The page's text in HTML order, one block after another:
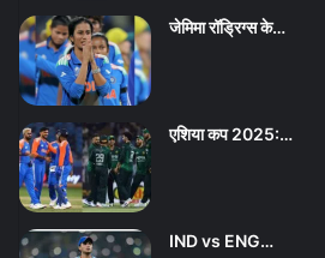
जेमिमा रॉड्रिग्स के…
एशिया कप 2025:…
IND vs ENG…